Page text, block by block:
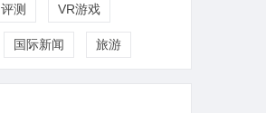
评测 VR游戏
国际新闻 旅游